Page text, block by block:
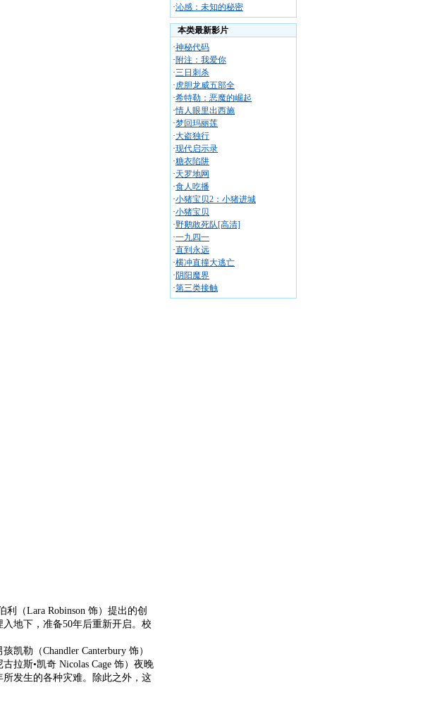
（Lara Robinson 饰）提出的创
地下，准备50年后重新开启。校
勒（Chandler Canterbury 饰）
拉斯•凯奇 Nicolas Cage 饰）夜晚
发生的各种灾难。除此之外，这
·沁感：未知的秘密
本类最新影片
·神秘代码
·附注：我爱你
·三日刺杀
·虎胆龙威五部全
·希特勒：恶魔的崛起
·情人眼里出西施
·梦回玛丽莲
·大盗独行
·现代启示录
·糖衣陷阱
·天罗地网
·食人吃播
·小猪宝贝2：小猪进城
·小猪宝贝
·野鹅敢死队[高清]
·一九四一
·直到永远
·横冲直撞大逃亡
· 阴阳魔界
·第三类接触